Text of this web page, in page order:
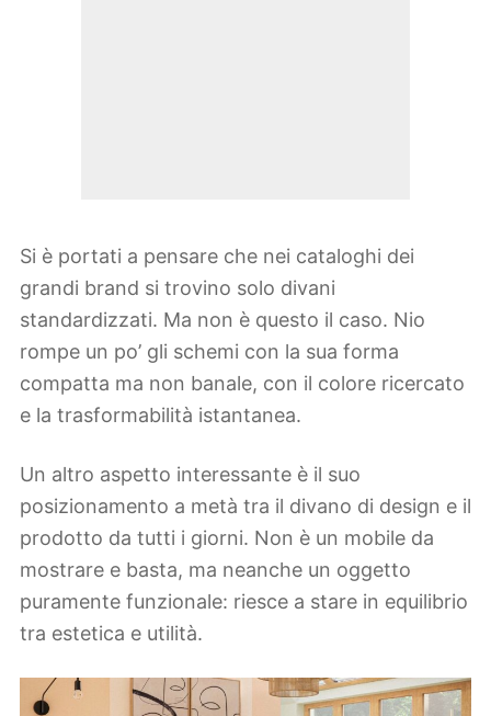
Si è portati a pensare che nei cataloghi dei
grandi brand si trovino solo divani
standardizzati. Ma non è questo il caso. Nio
rompe un po’ gli schemi con la sua forma
compatta ma non banale, con il colore ricercato
e la trasformabilità istantanea.
Un altro aspetto interessante è il suo
posizionamento a metà tra il divano di design e il
prodotto da tutti i giorni. Non è un mobile da
mostrare e basta, ma neanche un oggetto
puramente funzionale: riesce a stare in equilibrio
tra estetica e utilità.